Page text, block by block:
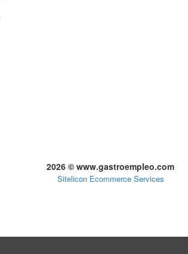
2026 © www.gastroempleo.com
Sitelicon Ecommerce Services